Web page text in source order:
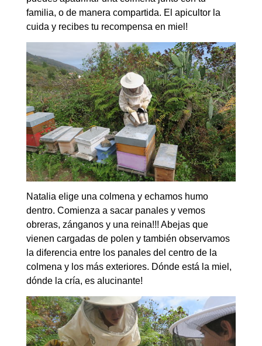
familia, o de manera compartida. El apicultor la
cuida y recibes tu recompensa en miel!
Natalia elige una colmena y echamos humo
dentro. Comienza a sacar panales y vemos
obreras, zánganos y una reina!!! Abejas que
vienen cargadas de polen y también observamos
la diferencia entre los panales del centro de la
colmena y los más exteriores. Dónde está la miel,
dónde la cría, es alucinante!